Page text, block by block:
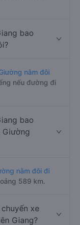
bao
nằm đôi
nếu đường đi
bao
Giường
nằm đôi đi
589 km.
xe
Giang?